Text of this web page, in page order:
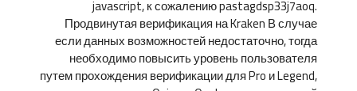
javascript, к сожалению pastagdsp33j7aoq.
Продвинутая верификация на Kraken В случае
если данных возможностей недостаточно, тогда
необходимо повысить уровень пользователя
путем прохождения верификации для Pro и Legend,